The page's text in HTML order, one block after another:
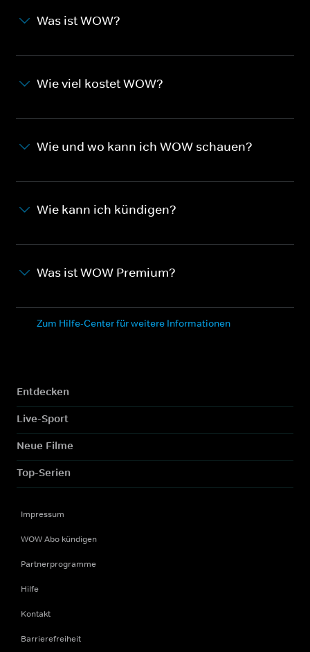
Was ist WOW?
Wie viel kostet WOW?
Wie und wo kann ich WOW schauen?
Wie kann ich kündigen?
Was ist WOW Premium?
Zum Hilfe-Center für weitere Informationen
Entdecken
Live-Sport
Neue Filme
Top-Serien
Impressum
WOW Abo kündigen
Partnerprogramme
Hilfe
Kontakt
Barrierefreiheit